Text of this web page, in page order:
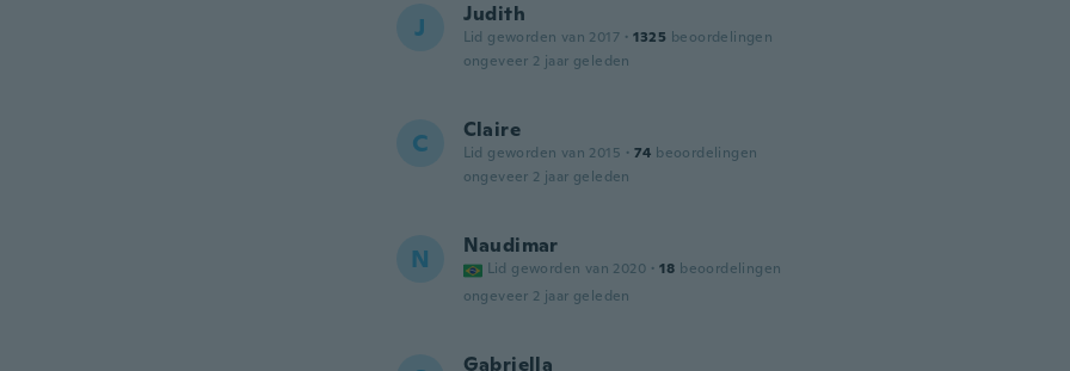
J Judith
Lid geworden van 2017 · 1325 beoordelingen
ongeveer 2 jaar geleden
C Claire
Lid geworden van 2015 · 74 beoordelingen
ongeveer 2 jaar geleden
N Naudimar
Lid geworden van 2020 · 18 beoordelingen
ongeveer 2 jaar geleden
Gabriella